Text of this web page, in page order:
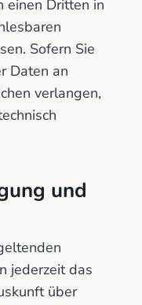
einen Dritten in
Sofern Sie
Daten an
verlangen,
und
jederzeit das
über